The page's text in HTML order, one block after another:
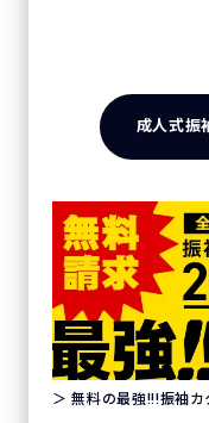
成人式振
＞ 無料の最強!!!振袖カ